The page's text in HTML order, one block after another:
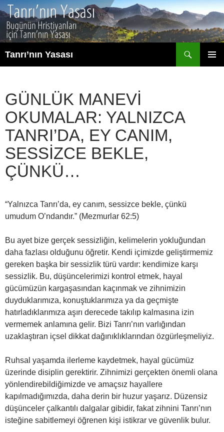
İçeriğe
atla
Tanrı’nın Yasası
GÜNLÜK MANEVI
OKUMALAR: YALNIZCA
TANRI’DA, EY CANIM,
SESSIZCE BEKLE,
ÇÜNKÜ…
“Yalnızca Tanrı’da, ey canım, sessizce bekle, çünkü
umudum O’ndandır.” (Mezmurlar 62:5)
Bu ayet bize gerçek sessizliğin, kelimelerin yokluğundan
daha fazlası olduğunu öğretir. Kendi içimizde geliştirmemiz
gereken başka bir sessizlik türü vardır: kendimize karşı
sessizlik. Bu, düşüncelerimizi kontrol etmek, hayal
gücümüzün kargaşasından kaçınmak ve zihnimizin
duyduklarımıza, konuştuklarımıza ya da geçmişte
hatırladıklarımıza aşırı derecede takılıp kalmasına izin
vermemek anlamına gelir. Bizi Tanrı’nın varlığından
uzaklaştıran içsel dikkat dağınıklıklarından özgürleşmeliyiz.
Ruhsal yaşamda ilerleme kaydetmek, hayal gücümüz
üzerinde disiplin gerektirir. Zihnimizi gerçekten önemli olana
yönlendirebildiğimizde ve amaçsız hayallere
kapılmadığımızda, daha derin bir huzur yaşarız. Düzensiz
düşünceler çalkantılı dalgalar gibidir, fakat zihnini Tanrı’nın
isteğine sabitlemeyi öğrenen kişi istikrar ve güvenlik bulur.